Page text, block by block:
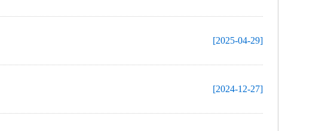
[2025-04-29]
[2024-12-27]